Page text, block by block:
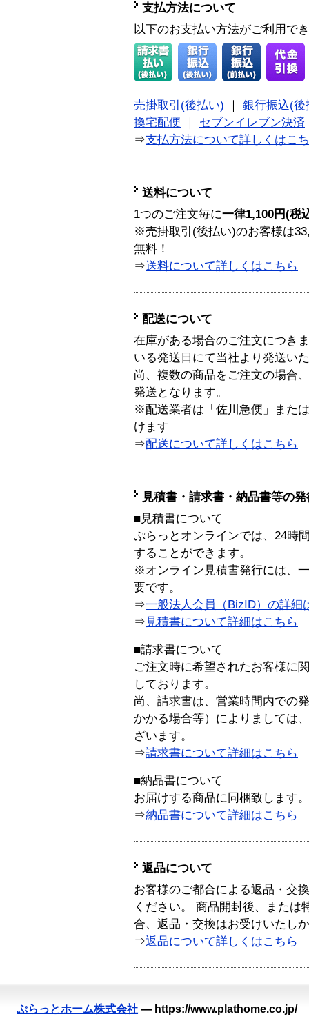
支払方法について
以下のお支払い方法がご利用で
売掛取引(後払い) ｜ 銀行振込(後
換宅配便 ｜ セブンイレブン決済
⇒支払方法について詳しくはこ
送料について
1つのご注文毎に一律1,100円(税
※売掛取引(後払い)のお客様は
無料！
⇒送料について詳しくはこちら
配送について
在庫がある場合のご注文につき
いる発送日にて当社より発送い
尚、複数の商品をご注文の場合
発送となります。
※配送業者は「佐川急便」また
けます
⇒配送について詳しくはこちら
見積書・請求書・納品書等の
■見積書について
ぷらっとオンラインでは、24時
することができます。
※オンライン見積書発行には、
要です。
⇒一般法人会員（BizID）の詳細
⇒ 見積書について詳細はこちら
■請求書について
ご注文時に希望されたお客様に
しております。
尚、請求書は、営業時間内での
かかる場合等）によりましては
ざいます。
⇒請求書について詳細はこちら
■納品書について
お届けする商品に同梱致します。
⇒納品書について詳細はこちら
返品について
お客様のご都合による返品・交
ください。 商品開封後、または
合、返品・交換はお受けいたし
⇒返品について詳しくはこちら
ぷらっとホーム株式会社 — https://www.plathome.co.jp/